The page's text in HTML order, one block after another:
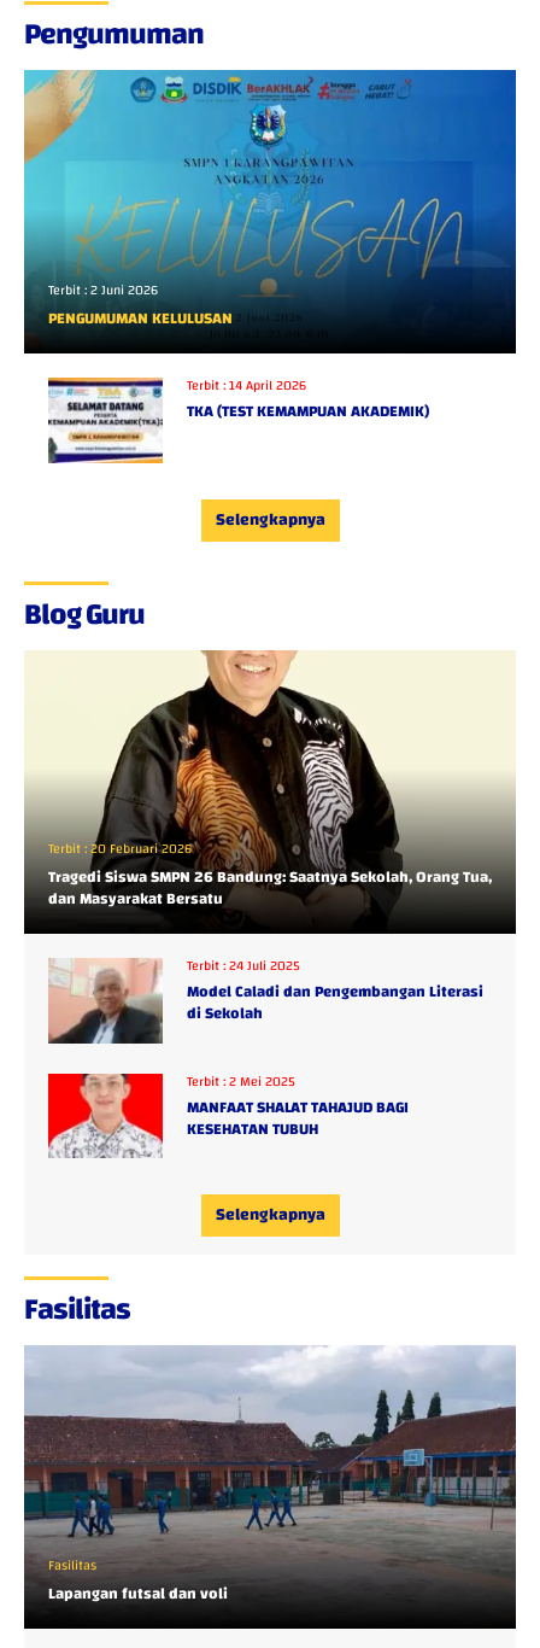
Pengumuman
Terbit :2 Juni 2026
PENGUMUMAN KELULUSAN
Terbit :14 April 2026
TKA (TEST KEMAMPUAN AKADEMIK)
Selengkapnya
Blog Guru
Terbit :20 Februari 2026
Tragedi Siswa SMPN 26 Bandung: Saatnya Sekolah, Orang Tua,
dan Masyarakat Bersatu
Terbit :24 Juli 2025
Model Caladi dan Pengembangan Literasi
di Sekolah
Terbit :2 Mei 2025
MANFAAT SHALAT TAHAJUD BAGI
KESEHATAN TUBUH
Selengkapnya
Fasilitas
Fasilitas
Lapangan futsal dan voli